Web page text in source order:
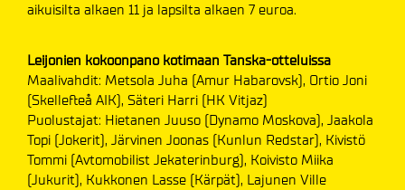
aikuisilta alkaen 11 ja lapsilta alkaen 7 euroa.
Leijonien kokoonpano kotimaan Tanska-otteluissa
Maalivahdit: Metsola Juha (Amur Habarovsk), Ortio Joni
(Skellefteå AIK), Säteri Harri (HK Vitjaz)
Puolustajat: Hietanen Juuso (Dynamo Moskova), Jaakola
Topi (Jokerit), Järvinen Joonas (Kunlun Redstar), Kivistö
Tommi (Avtomobilist Jekaterinburg), Koivisto Miika
(Jukurit), Kukkonen Lasse (Kärpät), Lajunen Ville